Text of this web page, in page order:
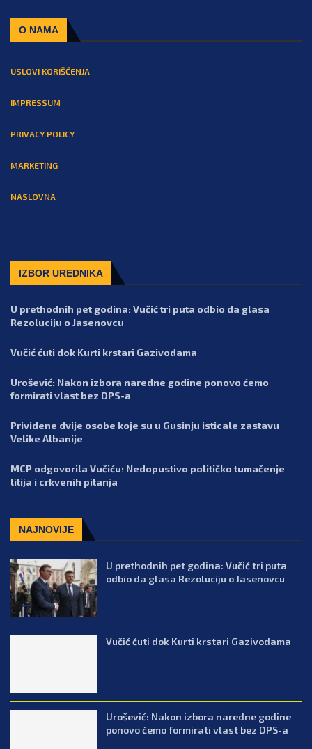
O NAMA
USLOVI KORIŠĆENJA
IMPRESSUM
PRIVACY POLICY
MARKETING
NASLOVNA
IZBOR UREDNIKA
U prethodnih pet godina: Vučić tri puta odbio da glasa
Rezoluciju o Jasenovcu
Vučić ćuti dok Kurti krstari Gazivodama
Urošević: Nakon izbora naredne godine ponovo ćemo
formirati vlast bez DPS-a
Prividene dvije osobe koje su u Gusinju isticale zastavu
Velike Albanije
MCP odgovorila Vučiću: Nedopustivo političko tumačenje
litija i crkvenih pitanja
NAJNOVIJE
U prethodnih pet godina: Vučić tri puta
odbio da glasa Rezoluciju o Jasenovcu
Vučić ćuti dok Kurti krstari Gazivodama
Urošević: Nakon izbora naredne godine
ponovo ćemo formirati vlast bez DPS-a